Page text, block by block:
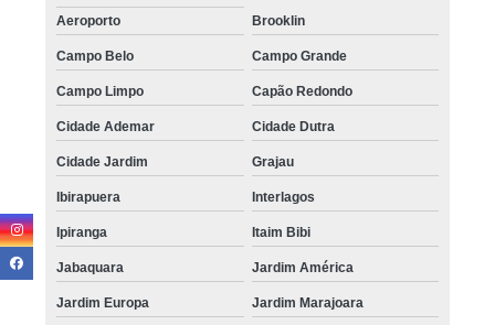
Aeroporto
Brooklin
Campo Belo Campo Grande
Campo Limpo Capão Redondo
Cidade Ademar Cidade Dutra
Cidade Jardim Grajau
Ibirapuera Interlagos
Ipiranga Itaim Bibi
Jabaquara Jardim América
Jardim Europa Jardim Marajoara